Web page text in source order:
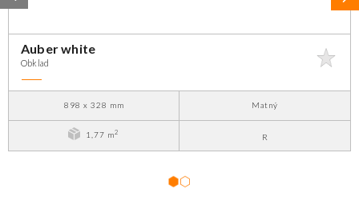
Auber white
Obklad
898 x 328 mm Matný
1,77 m2 R